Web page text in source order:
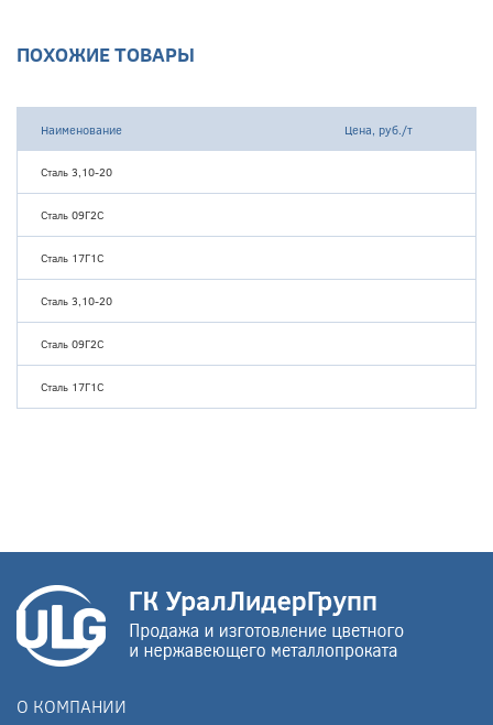
ПОХОЖИЕ ТОВАРЫ
Наименование Цена, руб./т
Сталь 3,10-20
Сталь 09Г2С
Сталь 17Г1С
Сталь 3,10-20
Сталь 09Г2С
Сталь 17Г1С
О КОМПАНИИ